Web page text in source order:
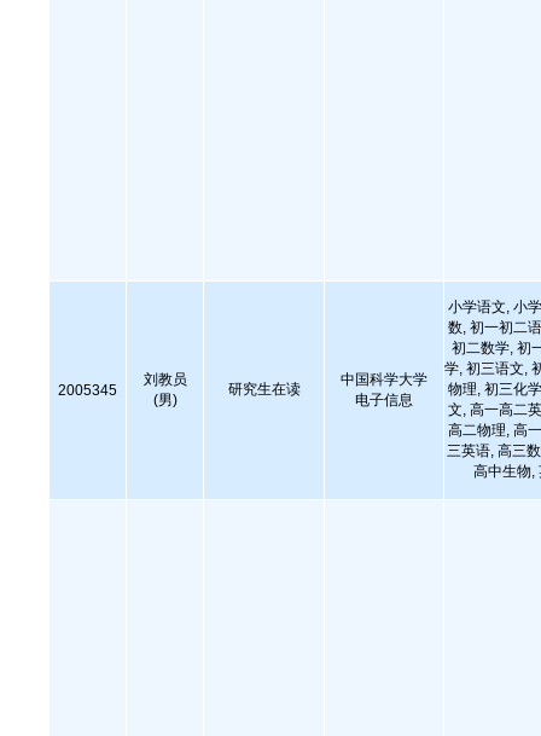
2005345
刘教员
(男)
研究生在读
中国科学大学
电子信息
小学语文, 小
数, 初一初二
初二数学, 初
学, 初三语文,
物理, 初三化
文, 高一高二
高二物理, 高
三英语, 高三
高中生物,